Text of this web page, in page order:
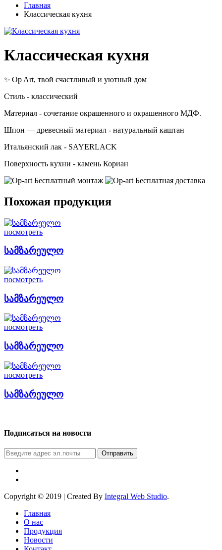
Главная
Классическая кухня
Классическая кухня
✨ Op Art, твой счастливый и уютный дом
Стиль - классический
Материал - сочетание окрашенного и окрашенного МДФ.
Шпон — древесный материал - натуральный каштан
Итальянский лак - SAYERLACK
Поверхность кухни - камень Кориан
Бесплатный монтаж
Бесплатная доставка
Похожая продукция
посмотреть
სამზარეულო
посмотреть
სამზარეულო
посмотреть
სამზარეულო
посмотреть
სამზარეულო
Подписаться на новости
Отправить
Copyright © 2019 | Created By Integral Web Studio.
Главная
О нас
Продукция
Новости